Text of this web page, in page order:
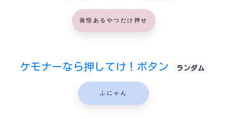
覚悟あるやつだけ押せ
ケモナーなら押してけ！ボタン ランダム
ふにゃん